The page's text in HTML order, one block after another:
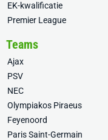
EK-kwalificatie
Premier League
Teams
Ajax
PSV
NEC
Olympiakos Piraeus
Feyenoord
Paris Saint-Germain